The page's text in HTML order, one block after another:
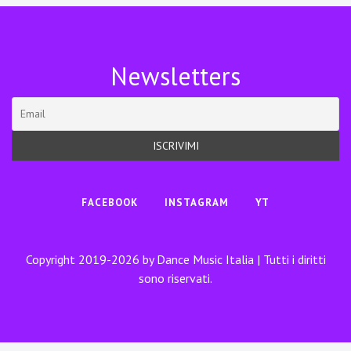
Newsletters
FACEBOOK INSTAGRAM YT
Copyright 2019-2026 by Dance Music Italia | Tutti i diritti
sono riservati.